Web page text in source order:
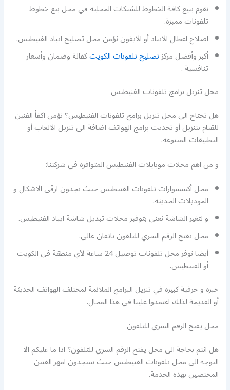
نقوم ببيع كافة الخطوط للشبكات المحلية في محل بيع خطوط
تلفونات مميزة.
اصلاح اعطال الايباد أو الايفون نؤمن محل تصليح ايباد الفنيطيس.
أكبر وأفضل مركزتصليح تلفونات الكويتكفالة وضمان وأسعار
تنافسية .
محل تنزيل برامج تلفونات الفنيطيس
هل تحتاج الى محل تنزيل برامج تلفونات الفنيطيس؟ نؤمن اكفأ الفنين
للقيام بتنزيل أو تحديث برامج الهواتف اضافة الى تنزيل الالعاب أو
التطبيقات المتنوعة.
و من اهم محلات موبايلات الفنيطيس المتوافرة في شركتنا:
محل أكسسوارات تلفونات الفنيطيس حيث تجدون ارقى الاشكال و
الموديلات الحديثة.
و لتغير الشاشة نعنى بتوفير محلات تبديل شاشة ايباد الفنيطيس.
محل يفتح الرقم السري للتلفون باتقان عالي.
أيضا نوفر محل تلفونات توصيل 24 ساعة لأي منطقة في الكويت
أو الفنيطيس.
خبرة و حرفية كبيرة في تنزيل البرامج الملائمة لمختلف الهواتف الحديثة
أو القديمة لذلك اعتمدوا علينا في هذا المجال.
محل يفتح الرقم السري للتلفون
هل انتم بحاجة الى محل يفتح الرقم السري للتلفون؟ اذا ما عليكم الا
التوجه الى محل تلفونات الفنيطيس حيث ستجدون امهر الفنين
المختصين بهذه الخدمة.